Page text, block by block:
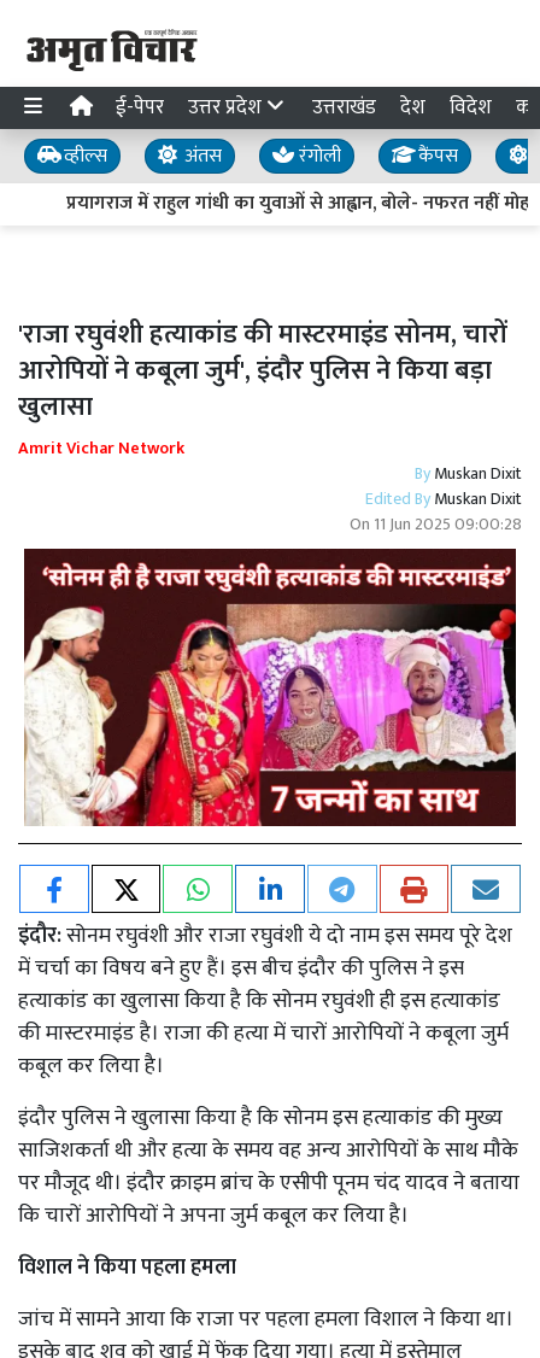
ई-पेपर उत्तर प्रदेश उत्तराखंड देश विदेश
व्हील्स अंतस रंगोली कैंपस
प्रयागराज में राहुल गांधी का युवाओं से आह्वान, बोले- नफरत नहीं
'राजा रघुवंशी हत्याकांड की मास्टरमाइंड सोनम, चारों
आरोपियों ने कबूला जुर्म', इंदौर पुलिस ने किया बड़ा
खुलासा
Amrit Vichar Network
ByMuskan Dixit
Edited ByMuskan Dixit
On 11 Jun 2025 09:00:28
इंदौर:सोनम रघुवंशी और राजा रघुवंशी ये दो नाम इस समय पूरे देश
में चर्चा का विषय बने हुए हैं। इस बीच इंदौर की पुलिस ने इस
हत्याकांड का खुलासा किया है कि सोनम रघुवंशी ही इस हत्याकांड
की मास्टरमाइंड है। राजा की हत्या में चारों आरोपियों ने कबूला जुर्म
कबूल कर लिया है।
इंदौर पुलिस ने खुलासा किया है कि सोनम इस हत्याकांड की मुख्य
साजिशकर्ता थी और हत्या के समय वह अन्य आरोपियों के साथ मौके
पर मौजूद थी। इंदौर क्राइम ब्रांच के एसीपी पूनम चंद यादव ने बताया
कि चारों आरोपियों ने अपना जुर्म कबूल कर लिया है।
विशाल ने किया पहला हमला
जांच में सामने आया कि राजा पर पहला हमला विशाल ने किया था।